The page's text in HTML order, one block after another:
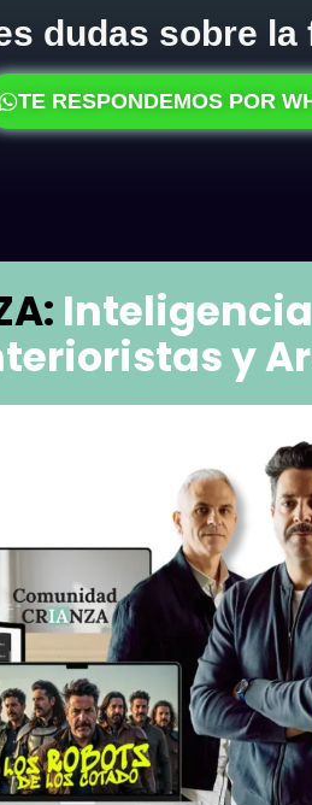
dudas sobre
TE RESPONDEMOS POR
y